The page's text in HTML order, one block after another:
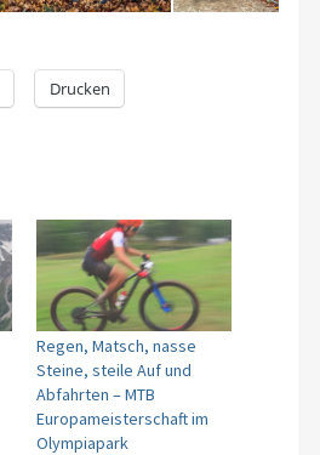
Drucken
Regen, Matsch, nasse
Steine, steile Auf und
Abfahrten – MTB
Europameisterschaft im
Olympiapark